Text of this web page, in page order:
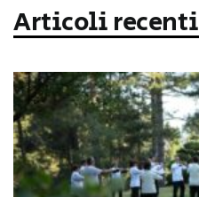
Articoli recenti